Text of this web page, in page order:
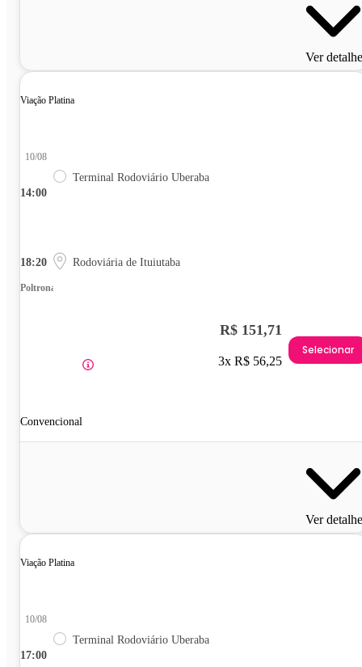
Ver
Viação Platina
14:00
10/08
Terminal Rodoviário Uberaba
18:20 Rodoviária de Ituiutaba
Poltrona
Convencional
R$ 151,71
3x R$ 56,25
Selecionar
Ver
Viação Platina
17:00
10/08
Terminal Rodoviário Uberaba